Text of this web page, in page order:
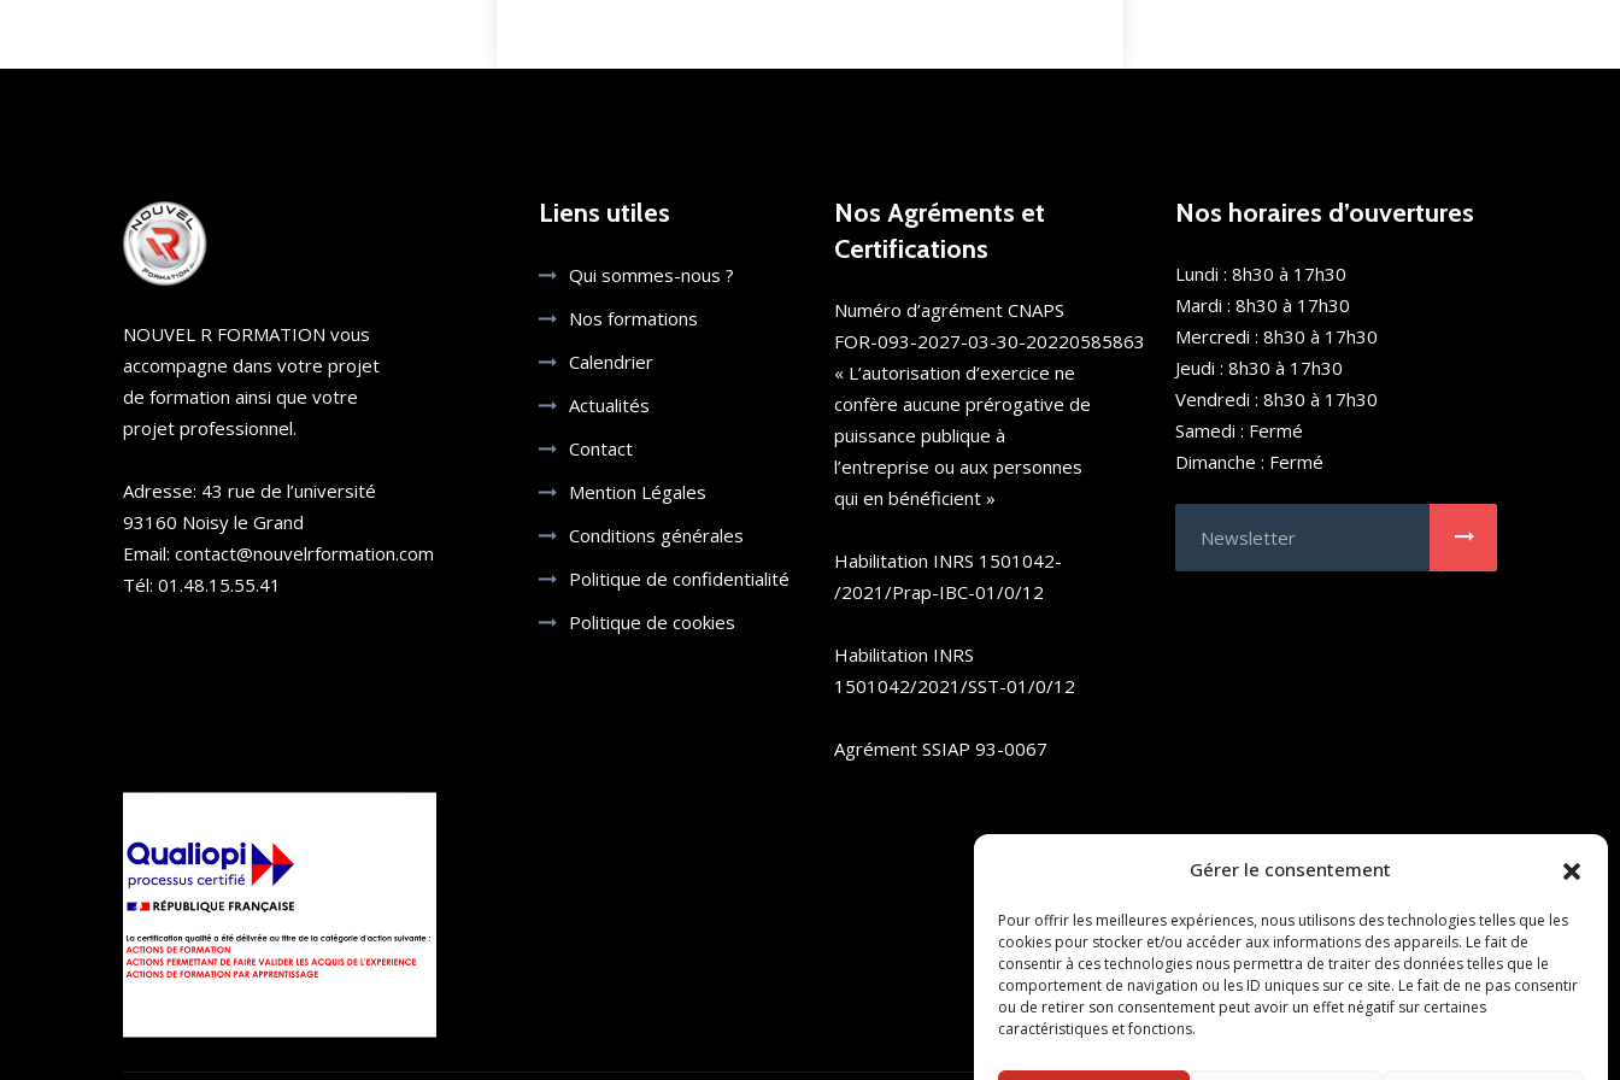
Gérer le consentement
Pour offrir les meilleures expériences, nous utilisons des technologies telles que les
cookies pour stocker et/ou accéder aux informations des appareils. Le fait de
consentir à ces technologies nous permettra de traiter des données telles que le
comportement de navigation ou les ID uniques sur ce site. Le fait de ne pas consentir
ou de retirer son consentement peut avoir un effet négatif sur certaines
caractéristiques et fonctions.
NOUVEL R FORMATION vous
accompagne dans votre projet
de formation ainsi que votre
projet professionnel.
Adresse: 43 rue de l’université
93160 Noisy le Grand
Email: contact@nouvelrformation.com
Tél: 01.48.15.55.41
Liens utiles
Qui sommes-nous ?
Nos formations
Calendrier
Actualités
Contact
Mention Légales
Conditions générales
Politique de confidentialité
Politique de cookies
Nos Agréments et
Certifications
Numéro d’agrément CNAPS
FOR-093-2027-03-30-20220585863
« L’autorisation d’exercice ne
confère aucune prérogative de
puissance publique à
l’entreprise ou aux personnes
qui en bénéficient »
Habilitation INRS 1501042-
/2021/Prap-IBC-01/0/12
Habilitation INRS
1501042/2021/SST-01/0/12
Agrément SSIAP 93-0067
Nos horaires d’ouvertures
Lundi : 8h30 à 17h30
Mardi : 8h30 à 17h30
Mercredi : 8h30 à 17h30
Jeudi : 8h30 à 17h30
Vendredi : 8h30 à 17h30
Samedi : Fermé
Dimanche : Fermé